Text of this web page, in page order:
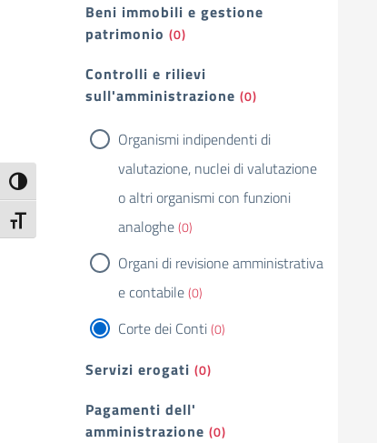
Attiva/disattiva alto contrasto
Attiva/disattiva dimensione testo
Beni immobili e gestione
patrimonio (0)
Controlli e rilievi
sull'amministrazione (0)
Organismi indipendenti di
valutazione, nuclei di valutazione
o altri organismi con funzioni
analoghe(0)
Organi di revisione amministrativa
e contabile(0)
Corte dei Conti(0)
Servizi erogati (0)
Pagamenti dell'
amministrazione (0)